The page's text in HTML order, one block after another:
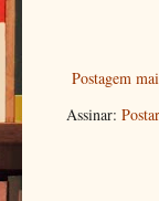
Postagem
Assinar: